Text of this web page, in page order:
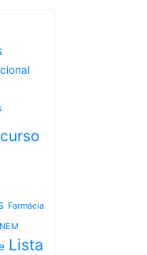
Farmácia
Lista